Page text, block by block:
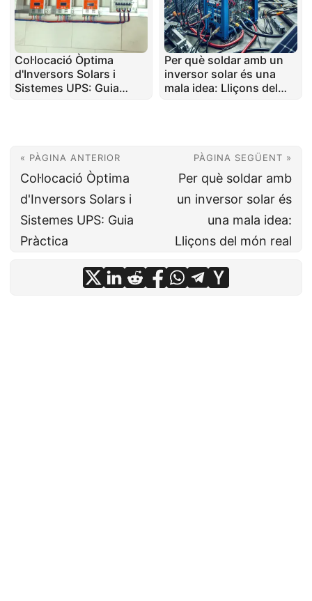
Col·locació Òptima
d'Inversors Solars i
Sistemes UPS: Guia
Per què soldar amb un
inversor solar és una
mala idea: Lliçons del
« PÀGINA ANTERIOR
Col·locació Òptima
d'Inversors Solars i
Sistemes UPS: Guia
Pràctica
PÀGINA SEGÜENT »
Per què soldar amb
un inversor solar és
una mala idea:
Lliçons del món real